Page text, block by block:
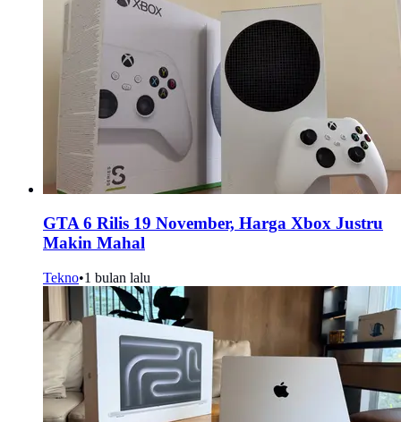
GTA 6 Rilis 19 November, Harga Xbox Justru
Makin Mahal
Tekno•1 bulan lalu